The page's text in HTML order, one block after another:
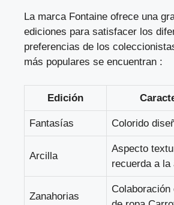
La marca Fontaine ofrece una
ediciones para satisfacer los
preferencias de los
más populares se encuentran :
Edición
Fantasías Colorido
Arcilla
Aspecto
recuerda a la
Zanahorias